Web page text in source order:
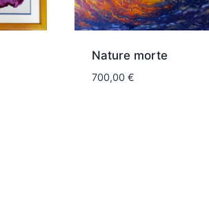
Nature morte
700,00 €